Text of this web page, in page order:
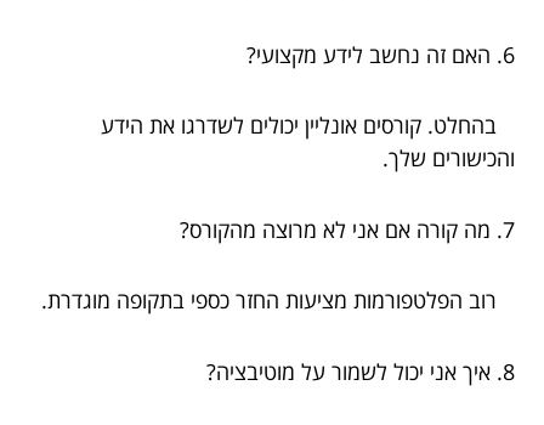
6. האם זה נחשב לידע מקצועי?
בהחלט. קורסים אונליין יכולים לשדרגו את הידע
והכישורים שלך.
7. מה קורה אם אני לא מרוצה מהקורס?
רוב הפלטפורמות מציעות החזר כספי בתקופה מוגדרת.
8. איך אני יכול לשמור על מוטיבציה?